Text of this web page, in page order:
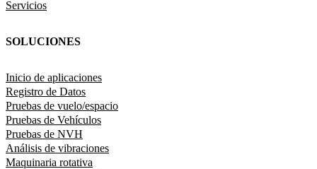
Servicios
SOLUCIONES
Inicio de aplicaciones
Registro de Datos
Pruebas de vuelo/espacio
Pruebas de Vehículos
Pruebas de NVH
Análisis de vibraciones
Maquinaria rotativa